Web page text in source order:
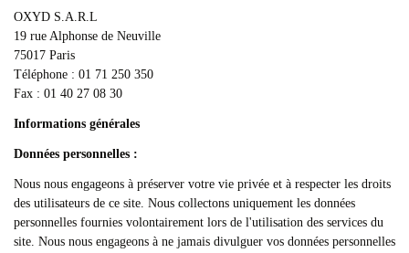
OXYD S.A.R.L
19 rue Alphonse de Neuville
75017 Paris
Téléphone : 01 71 250 350
Fax : 01 40 27 08 30
Informations générales
Données personnelles :
Nous nous engageons à préserver votre vie privée et à respecter les droits
des utilisateurs de ce site. Nous collectons uniquement les données
personnelles fournies volontairement lors de l'utilisation des services du
site. Nous nous engageons à ne jamais divulguer vos données personnelles